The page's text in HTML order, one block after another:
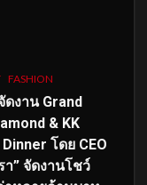
FASHION
ดงาน Grand
& KK
โดย CEO
” จัดงานโชว์